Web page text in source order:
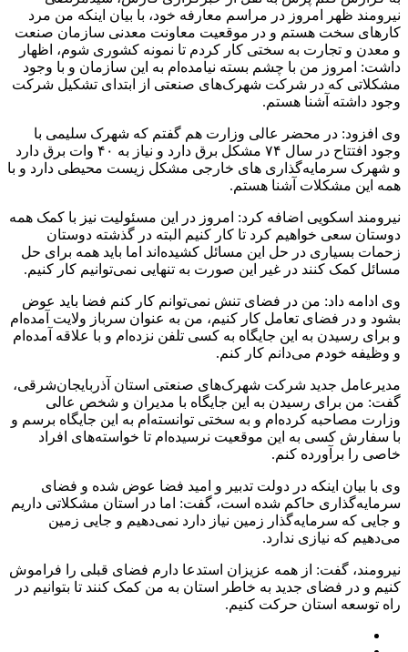
نیرومند ظهر امروز در مراسم معارفه خود، با بیان اینکه من مرد
کارهای سخت هستم و در موقعیت معاونت معدنی سازمان صنعت
و معدن و تجارت به سختی کار کردم تا نمونه کشوری شوم، اظهار
داشت: امروز من با چشم بسته نیامده‌ام به این سازمان و با وجود
مشکلاتی که در شرکت شهرک‌های صنعتی از ابتدای تشکیل شرکت
وجود داشته آشنا هستم.
وی افزود: در محضر عالی وزارت هم گفتم که شهرک سلیمی با
وجود افتتاح در سال ۷۴ مشکل برق دارد و نیاز به ۴۰ وات برق دارد
و شهرک سرمایه‌گذاری های خارجی مشکل زیست محیطی دارد و با
همه این مشکلات آشنا هستم.
نیرومند اسکویی اضافه کرد: امروز در این مسئولیت نیز با کمک همه
دوستان سعی خواهیم کرد تا کار کنیم البته در گذشته دوستان
زحمات بسیاری در حل این مسائل کشیده‌اند اما باید همه برای حل
مسائل کمک کنند در غیر این صورت به تنهایی نمی‌توانیم کار کنیم.
وی ادامه داد: من در فضای تنش نمی‌توانم کار کنم فضا باید عوض
بشود و در فضای تعامل کار کنیم، من به عنوان سرباز ولایت آمده‌ام
و برای رسیدن به این جایگاه به کسی تلفن نزده‌ام و با علاقه آمده‌ام
و وظیفه خودم می‌دانم کار کنم.
مدیرعامل جدید شرکت شهرک‌های صنعتی استان آذربایجان‌شرقی،
گفت: من برای رسیدن به این جایگاه با مدیران و شخص عالی
وزارت مصاحبه کرده‌ام و به سختی توانسته‌ام به این جایگاه برسم و
با سفارش کسی به این موقعیت نرسیده‌ام تا خواسته‌های افراد
خاصی را برآورده کنم.
وی با بیان اینکه در دولت تدبیر و امید فضا عوض شده و فضای
سرمایه‌گذاری حاکم شده است، گفت: اما در استان مشکلاتی داریم
و جایی که سرمایه‌گذار زمین نیاز دارد نمی‌دهیم و جایی زمین
می‌دهیم که نیازی ندارد.
نیرومند، گفت: از همه عزیزان استدعا دارم فضای قبلی را فراموش
کنیم و در فضای جدید به خاطر استان به من کمک کنند تا بتوانیم در
راه توسعه استان حرکت کنیم.